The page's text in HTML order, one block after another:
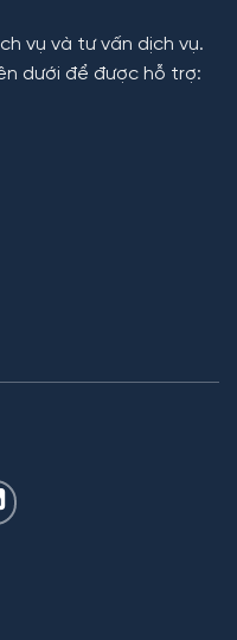
vụ và tư vấn dịch vụ.
dưới để được hỗ trợ: